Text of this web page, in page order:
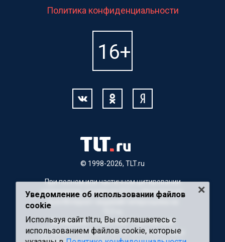
© 1998-2026, TLT.ru
Политика конфиденциальности
При полном или частичном цитировании
материалов, ссылка на TLT.ru обязательна.
Материалы с пометкой "Партнерский
материал" публикуются на правах рекламы.
Уведомление об использовании файлов
cookie
Используя сайт tlt.ru, Вы соглашаетесь с
использованием файлов cookie, которые